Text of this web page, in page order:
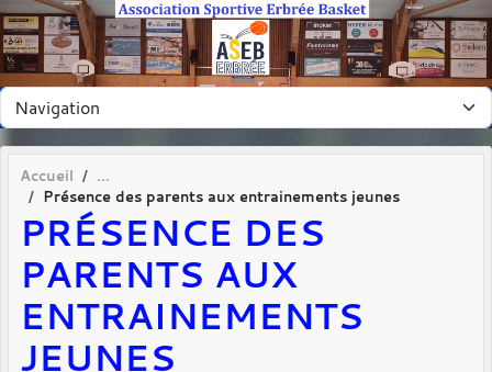
Accueil
Présence des parents aux entrainements jeunes
PRÉSENCE DES
PARENTS AUX
ENTRAINEMENTS
JEUNES
Panneau de gestion des cookies